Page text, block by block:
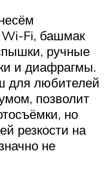
Wi-Fi, башмак
ручные
и диафрагмы.
для любителей
позволит
но
резкости на
не